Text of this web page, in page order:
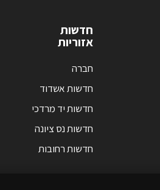
חדשות
אזוריות
חברה
חדשות אשדוד
חדשות יד מרדכי
חדשות נס ציונה
חדשות רחובות